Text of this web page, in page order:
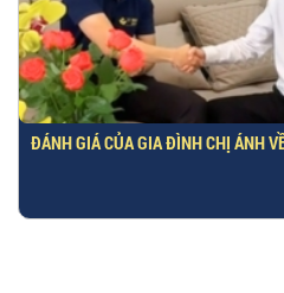
ĐÁNH GIÁ CỦA GIA ĐÌNH CHỊ ÁNH